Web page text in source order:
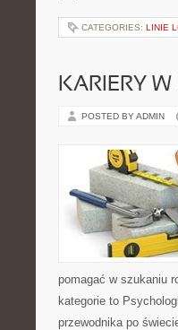
CATEGORIES: LINIE
KARIERY W
POSTED BY ADMIN
pomagać w szukaniu
kategorie to
przewodnika po